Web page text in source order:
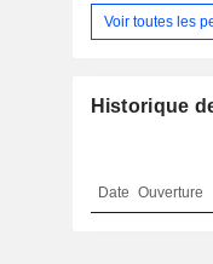
Voir toutes les
Historique
Date Ouverture